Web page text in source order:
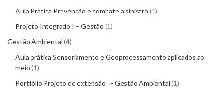
Aula Prática Prevenção e combate a sinistro 1
Projeto Integrado I – Gestão 1
Gestão Ambiental 4
Aula prática Sensoriamento e Geoprocessamento aplicados ao
meio 1
Portfólio Projeto de extensão I - Gestão Ambiental 1